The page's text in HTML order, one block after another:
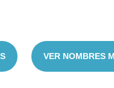
VER NOMBRES